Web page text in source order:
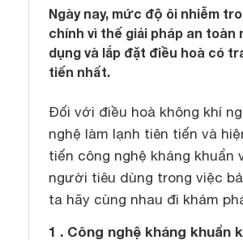
Ngày nay, mức độ ôi nhiễm
chính vì thế giải pháp an toàn
dụng và lắp đặt điều hoà có
tiến nhất.
Đối với điều hoà không khí
nghệ làm lạnh tiên tiến và
tiến công nghệ kháng
người tiêu dùng trong việc
ta hãy cùng nhau đi khám
1 . Công nghệ kháng khuẩn